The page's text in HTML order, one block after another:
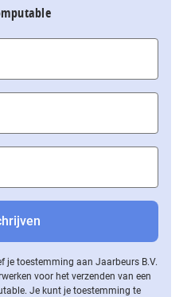
je toestemming aan Jaarbeurs B.V.
voor het verzenden van een
Je kunt je toestemming te